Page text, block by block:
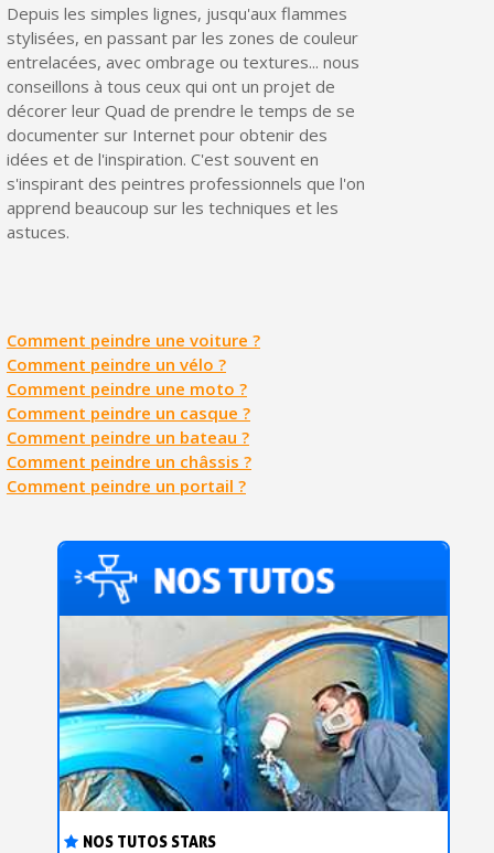
NOS TUTOS STARS
Depuis les simples lignes, jusqu'aux flammes
stylisées, en passant par les zones de couleur
entrelacées, avec ombrage ou textures... nous
conseillons à tous ceux qui ont un projet de
décorer leur Quad de prendre le temps de se
documenter sur Internet pour obtenir des
idées et de l'inspiration. C'est souvent en
s'inspirant des peintres professionnels que l'on
apprend beaucoup sur les techniques et les
astuces.
Comment peindre une voiture ?
Comment peindre un vélo ?
Comment peindre une moto ?
Comment peindre un casque ?
Comment peindre un bateau ?
Comment peindre un châssis ?
Comment peindre un portail ?